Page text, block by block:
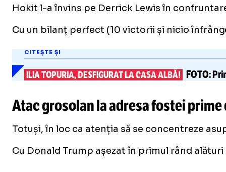
Hokit l-a învins pe Derrick Lewis în
Cu un bilanț perfect (10 victorii și nicio
CITEȘTE ȘI
ILIA TOPURIA, DESFIGURAT LA CASA ALBĂ! FOTO:
Atac grosolan la adresa fostei
Totuși, în loc ca atenția să se concentreze
Cu Donald Trump așezat în primul rând